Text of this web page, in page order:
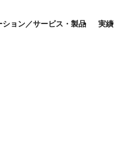
ション／サービス・製品 実績